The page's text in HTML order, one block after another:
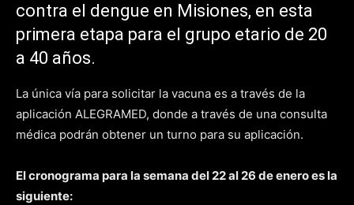
contra el dengue en Misiones, en esta
primera etapa para el grupo etario de 20
a 40 años.
La única vía para solicitar la vacuna es a través de la
aplicación ALEGRAMED, donde a través de una consulta
médica podrán obtener un turno para su aplicación.
El cronograma para la semana del 22 al 26 de enero es la
siguiente: